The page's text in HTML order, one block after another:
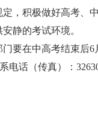
，积极做好高考、
静的考试环境。
要在中高考结束后
电话（传真）：
态环
年